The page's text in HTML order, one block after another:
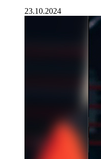
23.10.2024